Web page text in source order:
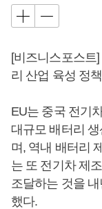
[비즈니스포스트
리 산업 육성 정
EU는 중국 전기
대규모 배터리
며, 역내 배터리
는 또 전기차 제
조달하는 것을
했다.